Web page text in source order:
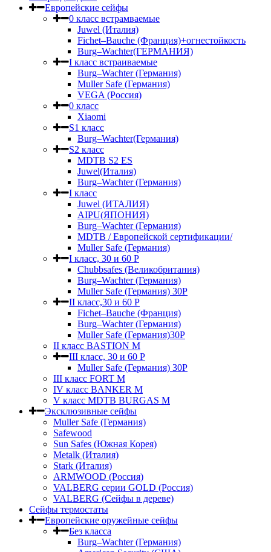
Европейские сейфы
0 класс встрамваемые
Juwel (Италия)
Fichet–Bauche (Франция)+огнестойкость
Burg–Wachter(ГЕРМАНИЯ)
I класс встраиваемые
Burg–Wachter (Германия)
Muller Safe (Германия)
VEGA (Россия)
0 класс
Xiaomi
S1 класс
Burg–Wachter(Германия)
S2 класс
MDTB S2 ES
Juwel(Италия)
Burg–Wachter (Германия)
I класс
Juwel (ИТАЛИЯ)
AIPU(ЯПОНИЯ)
Burg–Wachter (Германия)
MDTB / Европейской сертификации/
Muller Safe (Германия)
I класс, 30 и 60 P
Chubbsafes (Великобритания)
Burg–Wachter (Германия)
Muller Safe (Германия) 30Р
II класс,30 и 60 P
Fichet–Bauche (Франция)
Burg–Wachter (Германия)
Muller Safe (Германия)30P
II класс BASTION M
III класс, 30 и 60 P
Muller Safe (Германия) 30Р
III класс FORT M
IV класс BANKER M
V класс МDTB BURGAS M
Эксклюзивные сейфы
Muller Safe (Германия)
Safewood
Sun Safes (Южная Корея)
Metalk (Италия)
Stark (Италия)
ARMWOOD (Россия)
VALBERG серии GOLD (Россия)
VALBERG (Сейфы в дереве)
Сейфы термостаты
Европейские оружейные сейфы
Без класса
Burg–Wachter (Германия)